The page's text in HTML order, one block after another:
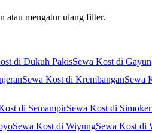
atau mengatur ulang filter.
di Dukuh PakisSewa Kost di
Sewa Kost di KrembanganSewa
di SemampirSewa Kost di
Sewa Kost di WiyungSewa Kost di